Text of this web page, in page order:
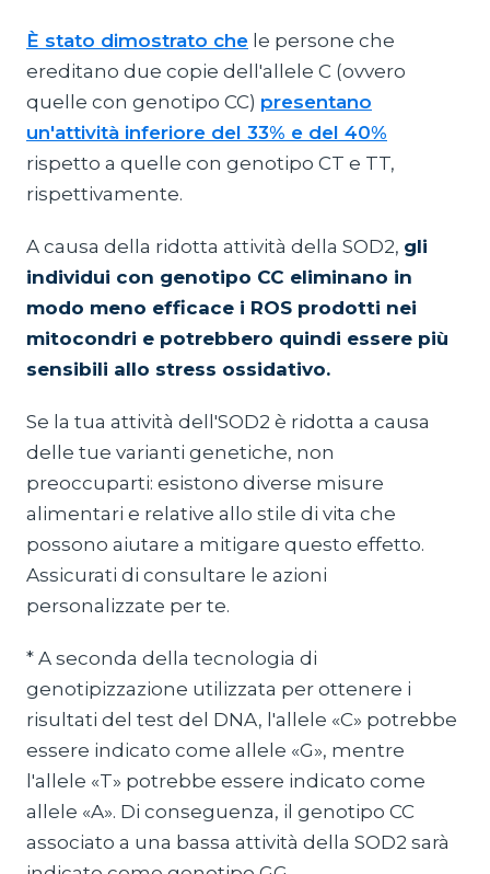
È stato dimostrato che le persone che
ereditano due copie dell'allele C (ovvero
quelle con genotipo CC) presentano
un'attività inferiore del 33% e del 40%
rispetto a quelle con genotipo CT e TT,
rispettivamente.
A causa della ridotta attività della SOD2, gli
individui con genotipo CC eliminano in
modo meno efficace i ROS prodotti nei
mitocondri e potrebbero quindi essere più
sensibili allo stress ossidativo.
Se la tua attività dell'SOD2 è ridotta a causa
delle tue varianti genetiche, non
preoccuparti: esistono diverse misure
alimentari e relative allo stile di vita che
possono aiutare a mitigare questo effetto.
Assicurati di consultare le azioni
personalizzate per te.
* A seconda della tecnologia di
genotipizzazione utilizzata per ottenere i
risultati del test del DNA, l'allele «C» potrebbe
essere indicato come allele «G», mentre
l'allele «T» potrebbe essere indicato come
allele «A». Di conseguenza, il genotipo CC
associato a una bassa attività della SOD2 sarà